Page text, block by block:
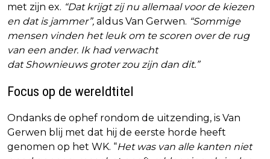
met zijn ex. “Dat krijgt zij nu allemaal voor de kiezen
en dat is jammer”, aldus Van Gerwen. “Sommige
mensen vinden het leuk om te scoren over de rug
van een ander. Ik had verwacht
dat Shownieuws groter zou zijn dan dit.”
Focus op de wereldtitel
Ondanks de ophef rondom de uitzending, is Van
Gerwen blij met dat hij de eerste horde heeft
genomen op het WK. “Het was van alle kanten niet